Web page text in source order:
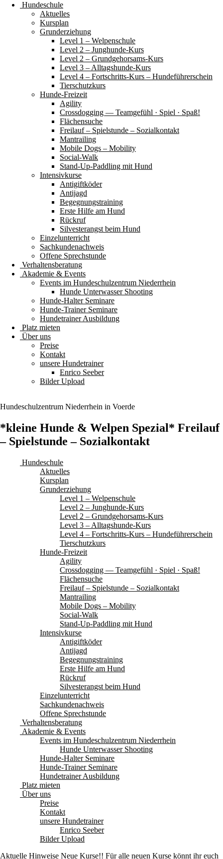
Hundeschule
Aktuelles
Kursplan
Grunderziehung
Level 1 – Welpenschule
Level 2 – Junghunde-Kurs
Level 2 – Grundgehorsams-Kurs
Level 3 – Alltagshunde-Kurs
Level 4 – Fortschritts-Kurs – Hundeführerschein
Tierschutzkurs
Hunde-Freizeit
Agility
Crossdogging — Teamgefühl · Spiel · Spaß!
Flächensuche
Freilauf – Spielstunde – Sozialkontakt
Mantrailing
Mobile Dogs – Mobility
Social-Walk
Stand-Up-Paddling mit Hund
Intensivkurse
Antigiftköder
Antijagd
Begegnungstraining
Erste Hilfe am Hund
Rückruf
Silvesterangst beim Hund
Einzelunterricht
Sachkundenachweis
Offene Sprechstunde
Verhaltensberatung
Akademie & Events
Events im Hundeschulzentrum Niederrhein
Hunde Unterwasser Shooting
Hunde-Halter Seminare
Hunde-Trainer Seminare
Hundetrainer Ausbildung
Platz mieten
Über uns
Preise
Kontakt
unsere Hundetrainer
Enrico Seeber
Bilder Upload
Hundeschulzentrum Niederrhein in Voerde
*kleine Hunde & Welpen Spezial* Freilauf
– Spielstunde – Sozialkontakt
Hundeschule
Aktuelles
Kursplan
Grunderziehung
Level 1 – Welpenschule
Level 2 – Junghunde-Kurs
Level 2 – Grundgehorsams-Kurs
Level 3 – Alltagshunde-Kurs
Level 4 – Fortschritts-Kurs – Hundeführerschein
Tierschutzkurs
Hunde-Freizeit
Agility
Crossdogging — Teamgefühl · Spiel · Spaß!
Flächensuche
Freilauf – Spielstunde – Sozialkontakt
Mantrailing
Mobile Dogs – Mobility
Social-Walk
Stand-Up-Paddling mit Hund
Intensivkurse
Antigiftköder
Antijagd
Begegnungstraining
Erste Hilfe am Hund
Rückruf
Silvesterangst beim Hund
Einzelunterricht
Sachkundenachweis
Offene Sprechstunde
Verhaltensberatung
Akademie & Events
Events im Hundeschulzentrum Niederrhein
Hunde Unterwasser Shooting
Hunde-Halter Seminare
Hunde-Trainer Seminare
Hundetrainer Ausbildung
Platz mieten
Über uns
Preise
Kontakt
unsere Hundetrainer
Enrico Seeber
Bilder Upload
Aktuelle Hinweise Neue Kurse!! Für alle neuen Kurse könnt ihr euch